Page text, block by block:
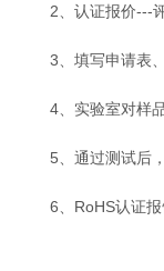
2、认证报价---
3、填写申请
4、实验室对样
5、通过测试后
6、RoHS认证